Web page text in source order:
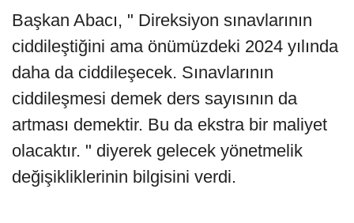
Başkan Abacı, " Direksiyon sınavlarının
ciddileştiğini ama önümüzdeki 2024 yılında
daha da ciddileşecek. Sınavlarının
ciddileşmesi demek ders sayısının da
artması demektir. Bu da ekstra bir maliyet
olacaktır. " diyerek gelecek yönetmelik
değişikliklerinin bilgisini verdi.